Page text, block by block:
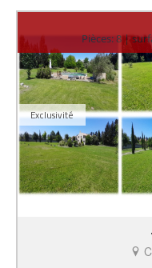
Pièces: 8 |
Exclusivité